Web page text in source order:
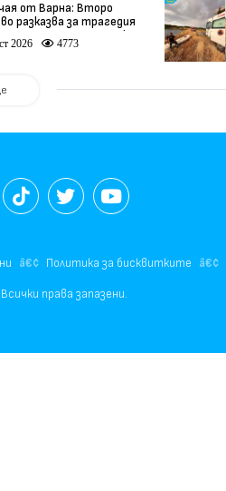
от Варна: Второ
разказва за трагедия
при същия лекар
2026 4773
Политика за бисквитките
права запазени.